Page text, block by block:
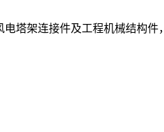
塔架连接件及工程机械结构